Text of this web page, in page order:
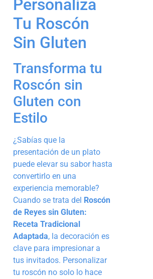
Personaliza
Tu Roscón
Sin Gluten
Transforma tu
Roscón sin
Gluten con
Estilo
¿Sabías que la
presentación de un plato
puede elevar su sabor hasta
convertirlo en una
experiencia memorable?
Cuando se trata del Roscón
de Reyes sin Gluten:
Receta Tradicional
Adaptada, la decoración es
clave para impresionar a
tus invitados. Personalizar
tu roscón no solo lo hace